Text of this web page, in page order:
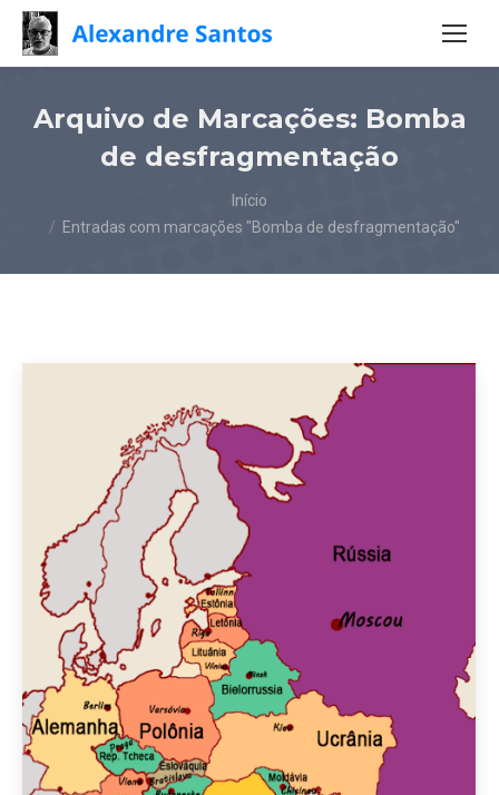
Arquivo de Marcações: Bomba
de desfragmentação
Início
Entradas com marcações "Bomba de desfragmentação"